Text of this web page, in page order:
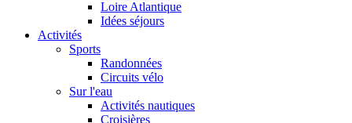
Loire Atlantique
Idées séjours
Activités
Sports
Randonnées
Circuits vélo
Sur l'eau
Activités nautiques
Croisières